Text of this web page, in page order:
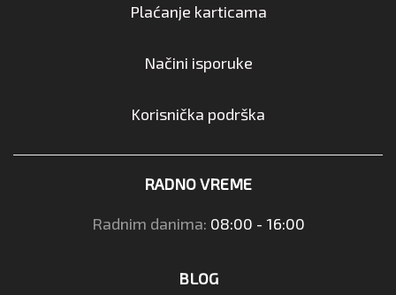
Plaćanje karticama
Načini isporuke
Korisnička podrška
RADNO VREME
Radnim danima: 08:00 - 16:00
BLOG